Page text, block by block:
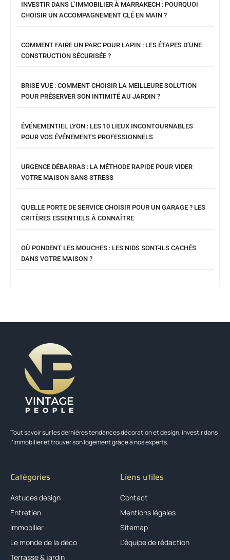
INVESTIR DANS L’IMMOBILIER À MARRAKECH : POURQUOI
CHOISIR UN ACCOMPAGNEMENT CLÉ EN MAIN ?
COMMENT FAIRE UN PARC POUR LAPIN : LES ÉTAPES D’UNE
CONSTRUCTION SÉCURISÉE ?
BRISE VUE : COMMENT CHOISIR LA MEILLEURE SOLUTION
POUR PRÉSERVER SON INTIMITÉ AU JARDIN ?
ÉVÉNEMENTIEL LYON : LES 10 LIEUX INCONTOURNABLES
POUR VOS ÉVÉNEMENTS PROFESSIONNELS
URGENCE DÉBARRAS : LA MÉTHODE RAPIDE POUR VIDER
VOTRE MAISON SANS STRESS
QUELLE PORTE DE SERVICE CHOISIR POUR UN GARAGE ? LES
CRITÈRES ESSENTIELS À CONNAÎTRE
OÙ PONDENT LES MOUCHES : LES NIDS SONT-ILS CACHÉS
DANS VOTRE MAISON ?
Tout savoir sur les dernières tendances décoration et design, investir dans
l’immobilier et trouver son logement grâce à nos experts.
Catégories
Astuces design
Entretien
Immobilier
Le monde de la déco
Terrasse & jardin
Liens utiles
Contact
Mentions légales
Sitemap
L'équipe de rédaction